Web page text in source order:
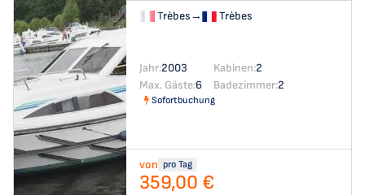
Trèbes→ Trèbes
Jahr:2003 Kabinen:2
Max. Gäste:6 Badezimmer:2
Sofortbuchung
von pro Tag
359,00 €